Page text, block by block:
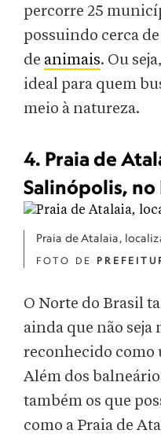
percorre 25
possuindo cerca de
de animais. Ou
ideal para quem
meio à natureza.
4. Praia de
Salinópolis, no
Praia de Atalaia,
FOTO DE
O Norte do Brasil
ainda que não seja
reconhecido como
Além dos
também os que
como a Praia de